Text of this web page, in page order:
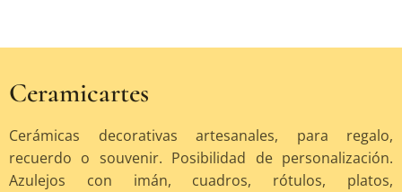
Ceramicartes
Cerámicas decorativas artesanales, para regalo,
recuerdo o souvenir. Posibilidad de personalización.
Azulejos con imán, cuadros, rótulos, platos,